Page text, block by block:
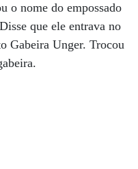
o nome do empossado
que ele entrava no
Gabeira Unger. Trocou